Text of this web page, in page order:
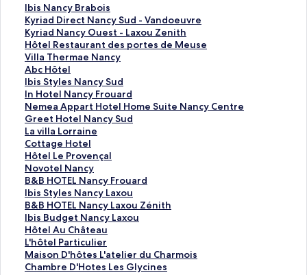
Ibis Nancy Brabois
I
b
i
s
N
a
n
c
y
B
r
a
b
o
i
s
的
連
結
Kyriad Direct Nancy Sud - Vandoeuvre
K
y
r
i
a
d
D
i
r
e
c
t
N
a
n
c
y
S
u
d
-
Kyriad Nancy Ouest - Laxou Zenith
K
y
r
i
a
d
N
a
n
c
y
O
u
e
s
t
-
L
a
x
Hôtel Restaurant des portes de Meuse
H
ô
t
e
l
R
e
s
t
a
u
r
a
n
t
d
e
s
p
Villa Thermae Nancy
V
i
l
l
a
T
h
e
r
m
a
e
N
a
n
c
y
的
Abc Hôtel
A
b
c
H
ô
t
e
l
的
連
結
Ibis Styles Nancy Sud
I
b
i
s
S
t
y
l
e
s
N
a
n
c
y
S
In Hotel Nancy Frouard
I
n
H
o
t
e
l
N
a
n
c
y
F
r
o
Nemea Appart Hotel Home Suite Nancy Centre
N
e
m
e
a
A
p
p
a
r
t
H
o
t
Greet Hotel Nancy Sud
G
r
e
e
t
H
o
t
e
l
N
a
n
La villa Lorraine
L
a
v
i
l
l
a
L
o
r
r
a
Cottage Hotel
C
o
t
t
a
g
e
H
o
t
e
Hôtel Le Provençal
H
ô
t
e
l
L
e
P
r
o
Novotel Nancy
N
o
v
o
t
e
l
N
a
B&B HOTEL Nancy Frouard
B
&
B
H
O
T
E
L
Ibis Styles Nancy Laxou
I
b
i
s
S
t
y
B&B HOTEL Nancy Laxou Zénith
B
&
B
H
O
T
Ibis Budget Nancy Laxou
I
b
i
s
B
Hôtel Au Château
H
ô
t
e
L'hôtel Particulier
L
'
h
Maison D'hôtes L'atelier du Charmois
M
a
Chambre D'Hotes Les Glycines
C